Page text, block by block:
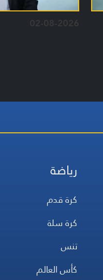
02-08-2026
رياضة
كرة قدم
كرة سلة
تنس
كأس العالم